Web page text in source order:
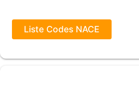
Liste Codes NACE